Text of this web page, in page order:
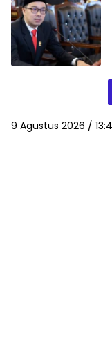
9 Agustus 2026 /